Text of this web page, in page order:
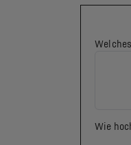
Wie